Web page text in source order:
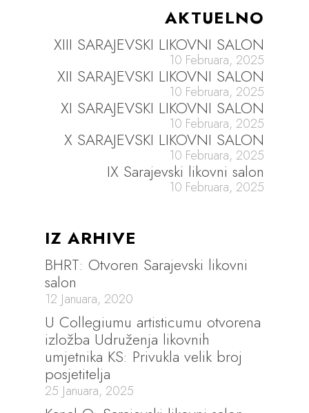
AKTUELNO
XIII SARAJEVSKI LIKOVNI SALON
10 Februara, 2025
XII SARAJEVSKI LIKOVNI SALON
10 Februara, 2025
XI SARAJEVSKI LIKOVNI SALON
10 Februara, 2025
X SARAJEVSKI LIKOVNI SALON
10 Februara, 2025
IX Sarajevski likovni salon
10 Februara, 2025
IZ ARHIVE
BHRT: Otvoren Sarajevski likovni
salon
12 Januara, 2020
U Collegiumu artisticumu otvorena
izložba Udruženja likovnih
umjetnika KS: Privukla velik broj
posjetitelja
25 Januara, 2025